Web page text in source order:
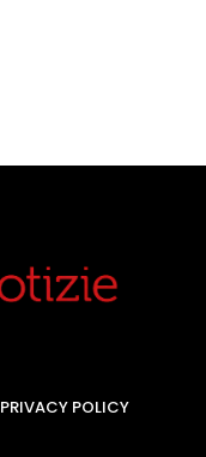
PRIVACY POLICY